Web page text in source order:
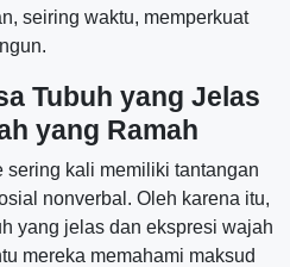
seiring waktu, memperkuat
Tubuh yang Jelas
yang Ramah
kali memiliki tantangan
nonverbal. Oleh karena itu,
yang jelas dan ekspresi wajah
mereka memahami maksud